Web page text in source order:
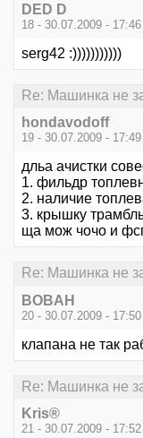
DED D
18 - 30.07.2009 - 17:46
serg42 :)))))))))))
Re: Машинка не
hondavodoff
19 - 30.07.2009 - 17:49
дльа ачистки
1. фильдр
2. наличие
3. крышку
ща мож чочо и
Re: Машинка не
BOBAH
20 - 30.07.2009 - 17:50
клапана не так
Re: Машинка не
Kris®
21 - 30.07.2009 - 17:52